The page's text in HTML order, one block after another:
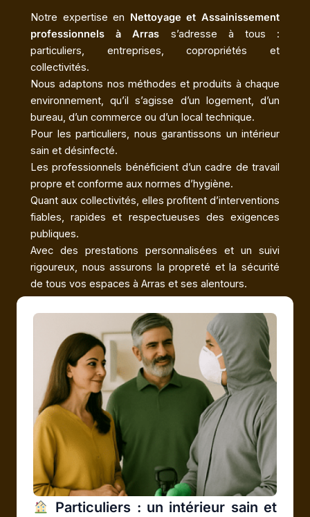
Notre expertise en Nettoyage et Assainissement
professionnels à Arras s’adresse à tous :
particuliers, entreprises, copropriétés et
collectivités.
Nous adaptons nos méthodes et produits à chaque
environnement, qu’il s’agisse d’un logement, d’un
bureau, d’un commerce ou d’un local technique.
Pour les particuliers, nous garantissons un intérieur
sain et désinfecté.
Les professionnels bénéficient d’un cadre de travail
propre et conforme aux normes d’hygiène.
Quant aux collectivités, elles profitent d’interventions
fiables, rapides et respectueuses des exigences
publiques.
Avec des prestations personnalisées et un suivi
rigoureux, nous assurons la propreté et la sécurité
de tous vos espaces à Arras et ses alentours.
Particuliers : un intérieur sain et